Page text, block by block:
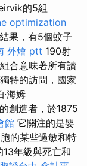
的5組
optimization
果，有5個蚊子
外燴 ptt 190射
合意味著所有讀
特的訪問，國家
·海姆
創造者，於1875
館 它關注的是嬰
的某些過敏和特
年級與死亡和